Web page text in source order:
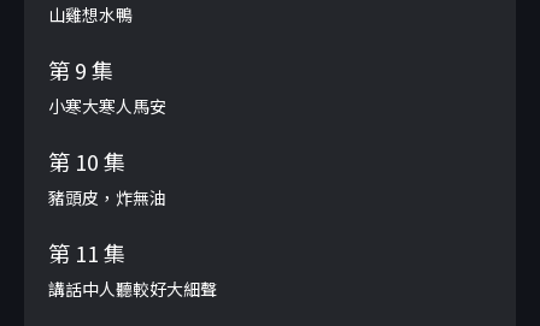
山雞想水鴨
第 9 集
小寒大寒人馬安
第 10 集
豬頭皮，炸無油
第 11 集
講話中人聽較好大細聲